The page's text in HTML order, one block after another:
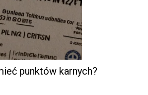
punktów karnych?